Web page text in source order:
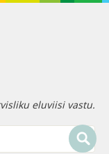
eluviisi vastu.